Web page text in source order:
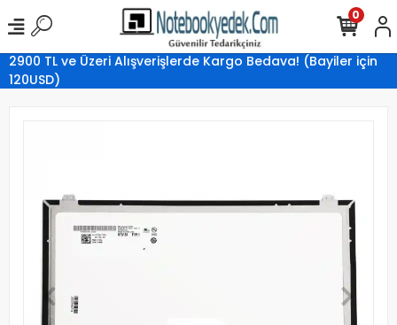
2900 TL ve Üzeri Alışverişlerde Kargo Bedava! (Bayiler için
120USD)
0